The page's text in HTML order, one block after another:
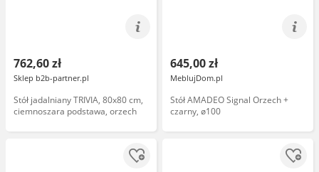
762,60 zł
Sklep b2b-partner.pl
Stół jadalniany TRIVIA, 80x80 cm,
ciemnoszara podstawa, orzech
645,00 zł
MeblujDom.pl
Stół AMADEO Signal Orzech +
czarny, ø100